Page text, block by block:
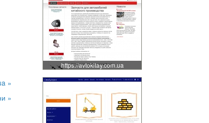
»
»
https://avtokitay.com.ua